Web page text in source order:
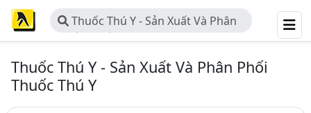
Thuốc Thú Y - Sản Xuất Và Phân
Phối Thuốc Thú Y
Thuốc Thú Y - Sản Xuất Và Phân Phối
Thuốc Thú Y